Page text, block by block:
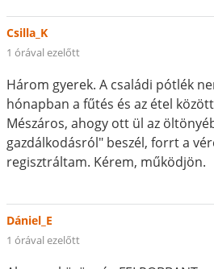
Csilla_K
1 órával ezelőtt
Három gyerek. A családi pótlék
hónapban a fűtés és az étel
Mészáros, ahogy ott ül az
gazdálkodásról" beszél, forrt a
regisztráltam. Kérem, működjön.
Dániel_E
1 órával ezelőtt